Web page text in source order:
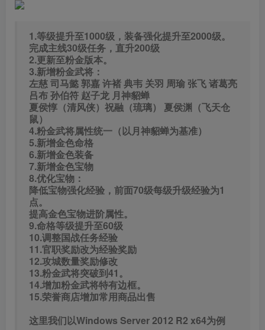
1.等级提升至1000级，装备强化提升至2000级。
完成主线30级任务，直升200级
2.更新至粉金版本。
3.新增粉金武将：
左慈 司马懿 郭嘉 许褚 典韦 关羽 周瑜 张飞 诸葛亮
吕布 孙伯符 赵子龙 月神貂蝉
夏侯惇（清风侠）祝融（琉璃） 夏侯渊（飞天仓
鼠）
4.粉金武将属性统一（以月神貂蝉为基准）
5.新增金色命格
6.新增金色装备
7.新增金色宝物
8.优化宝物：
降低宝物强化经验，前面70级每级升级经验为1
点。
提高金色宝物进阶属性。
9.命格等级提升至60级
10.调整国战任务经验
11.官职奖励改为经验奖励
12.攻城数量奖励修改
13.粉金武将突破到41。
14.增加粉金武将特有边框。
15.荣誉商店增加常用商品出售
这里我们以Windows Server 2012 R2 x64为例